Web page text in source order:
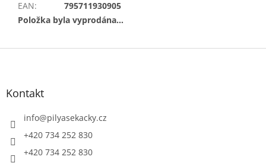
EAN:
795711930905
Položka byla vyprodána…
Z
Kontakt
info@pilyasekacky.cz
+420 734 252 830
+420 734 252 830